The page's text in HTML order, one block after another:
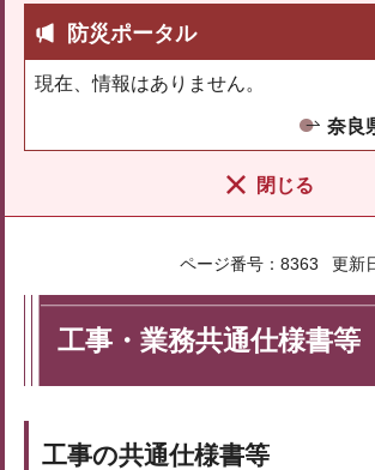
防災ポータル
現在、情報はありません。
奈良
閉じる
ページ番号：8363 更新
工事・業務共通仕様書等
工事の共通仕様書等